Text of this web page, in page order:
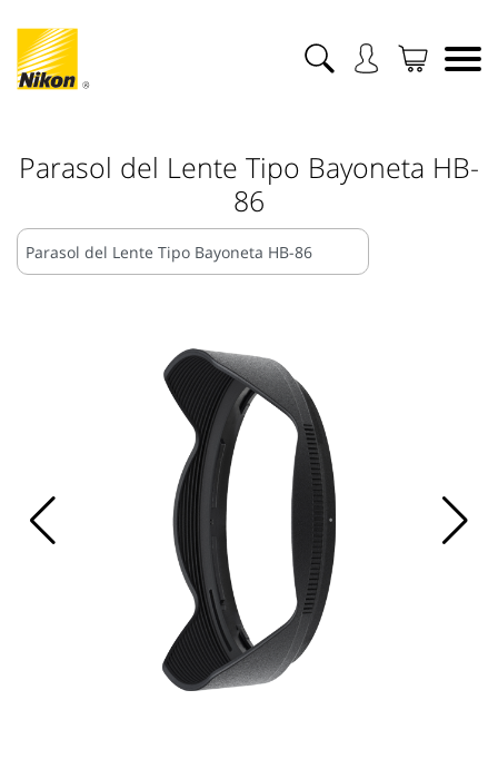
Parasol del Lente Tipo Bayoneta HB-
86